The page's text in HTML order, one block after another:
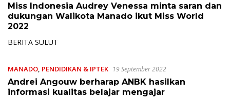
Miss Indonesia Audrey Venessa minta saran dan
dukungan Walikota Manado ikut Miss World
2022
BERITA SULUT
MANADO PENDIDIKAN & IPTEK 19 September 2022
Andrei Angouw berharap ANBK hasilkan
informasi kualitas belajar mengajar